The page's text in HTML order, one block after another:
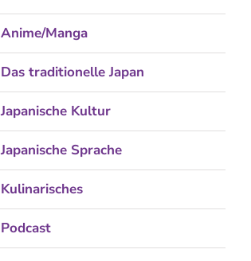
Anime/Manga
Das traditionelle Japan
Japanische Kultur
Japanische Sprache
Kulinarisches
Podcast